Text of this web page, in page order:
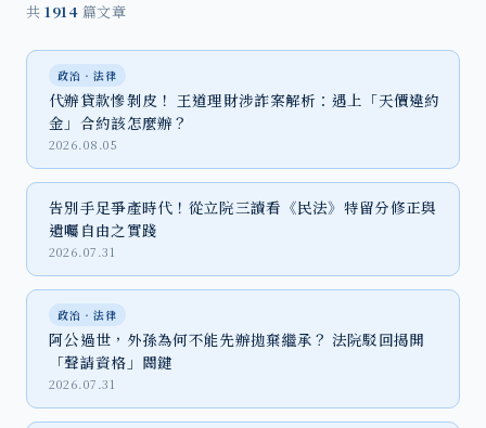
共 1914 篇文章
政治‧法律
代辦貸款慘剝皮！ 王道理財涉詐案解析：遇上「天價違約
金」合約該怎麼辦？
2026.08.05
告別手足爭產時代！從立院三讀看《民法》特留分修正與
遺囑自由之實踐
2026.07.31
政治‧法律
阿公過世，外孫為何不能先辦拋棄繼承？ 法院駁回揭開
「聲請資格」關鍵
2026.07.31